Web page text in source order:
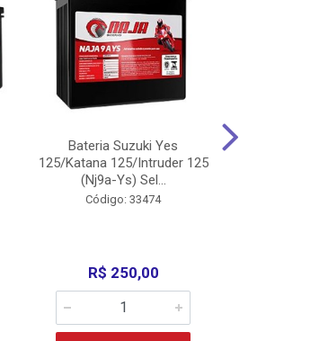
Bateria Suzuki Yes
125/Katana 125/Intruder 125
(Nj9a-Ys) Sel...
Código: 33474
R$ 250,00